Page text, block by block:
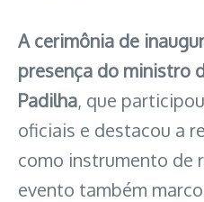
A cerimônia de
presença do ministro
Padilha, que
oficiais e destacou a
como instrumento de
evento também